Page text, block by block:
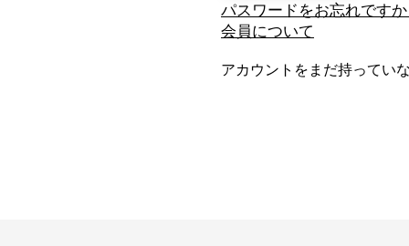
パスワードをお忘れですか
会員について
アカウントをまだ持ってい